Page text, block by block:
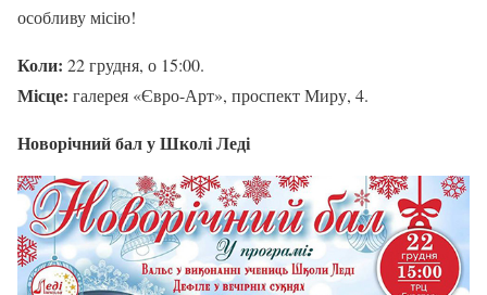
особливу місію!
Коли: 22 грудня, о 15:00.
Місце: галерея «Євро-Арт», проспект Миру, 4.
Новорічний бал у Школі Леді